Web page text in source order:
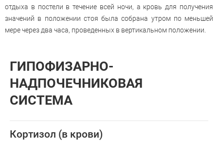
отдыха в постели в течение всей ночи, а кровь для получения
значений в положении стоя была собрана утром по меньшей
мере через два часа, проведенных в вертикальном положении.
ГИПОФИЗАРНО-
НАДПОЧЕЧНИКОВАЯ
СИСТЕМА
Кортизол (в крови)